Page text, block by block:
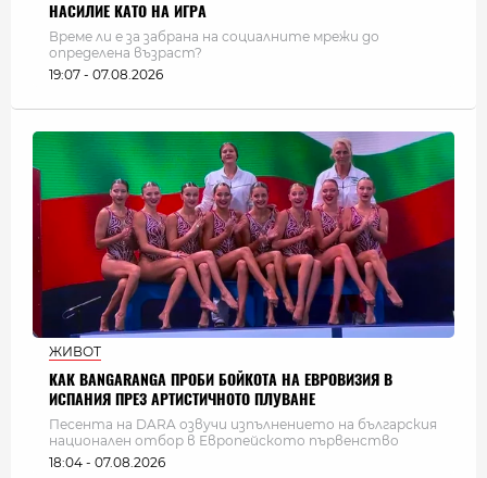
НАСИЛИЕ КАТО НА ИГРА
Време ли е за забрана на социалните мрежи до
определена възраст?
19:07 - 07.08.2026
ЖИВОТ
КАК BANGARANGA ПРОБИ БОЙКОТА НА ЕВРОВИЗИЯ В
ИСПАНИЯ ПРЕЗ АРТИСТИЧНОТО ПЛУВАНЕ
Песента на DARA озвучи изпълнението на българския
национален отбор в Европейското първенство
18:04 - 07.08.2026